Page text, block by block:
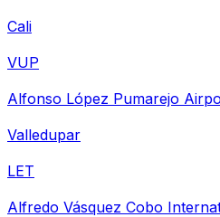
Cali
VUP
Alfonso López Pumarejo
Valledupar
LET
Alfredo Vásquez Cobo